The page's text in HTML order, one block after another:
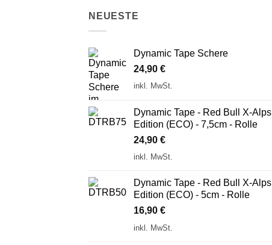
NEUESTE
Dynamic Tape Schere
24,90 €
inkl. MwSt.
Dynamic Tape - Red Bull X-Alps
Edition (ECO) - 7,5cm - Rolle
24,90 €
inkl. MwSt.
Dynamic Tape - Red Bull X-Alps
Edition (ECO) - 5cm - Rolle
16,90 €
inkl. MwSt.